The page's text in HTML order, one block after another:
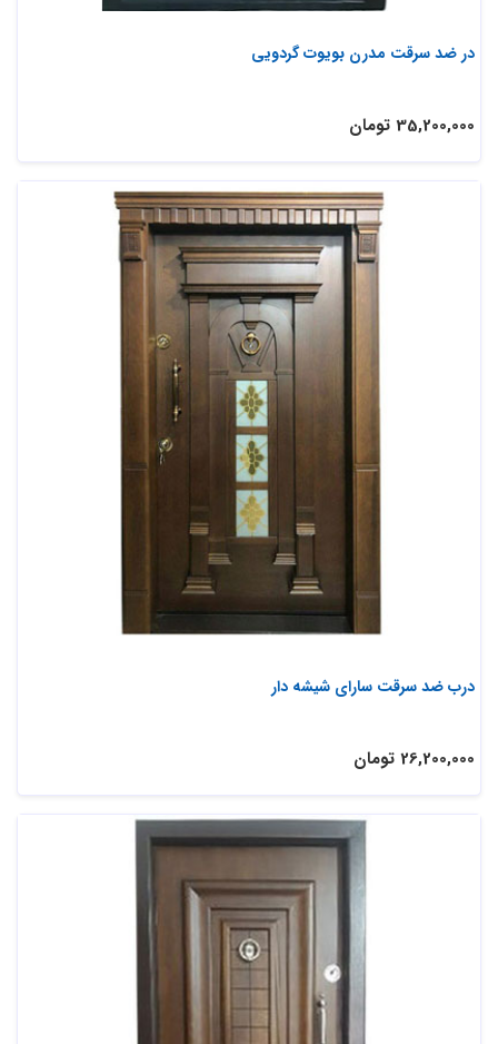
در ضد سرقت مدرن بویوت گردویی
35,200,000 تومان
درب ضد سرقت سارای شیشه دار
26,200,000 تومان